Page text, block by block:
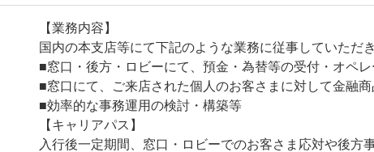
【業務内容】
国内の本支店等にて下記のような業務に従事していただき
■窓口・後方・ロビーにて、預金・為替等の受付・オペ
■窓口にて、ご来店された個人のお客さまに対して金融
■効率的な事務運用の検討・構築等
【キャリアパス】
入行後一定期間、窓口・ロビーでのお客さま応対や後方